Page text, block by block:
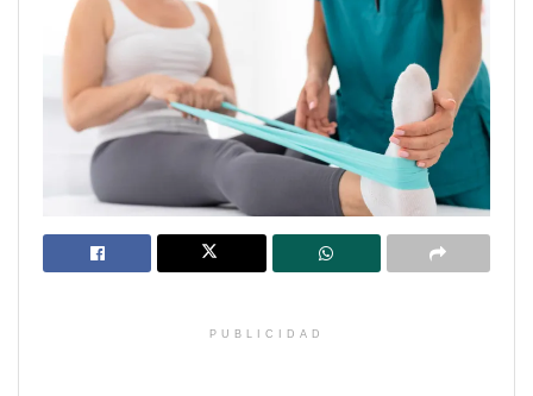
PUBLICIDAD